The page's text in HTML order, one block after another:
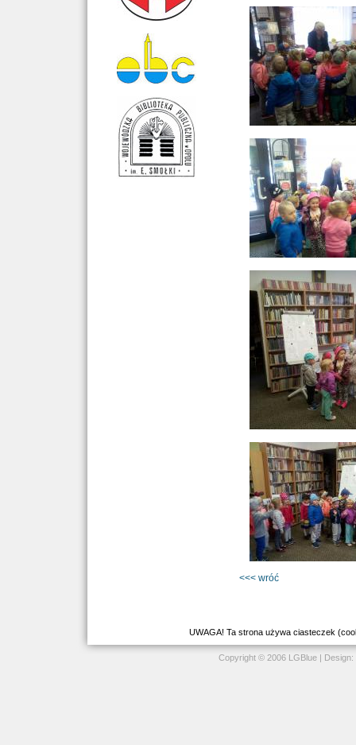
<<< wróć
UWAGA! Ta strona używa ciasteczek
Copyright © 2006 LGBlue | Design: